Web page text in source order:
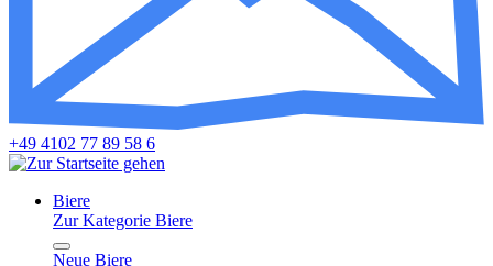
+49 4102 77 89 58 6
Biere
Zur Kategorie Biere
Neue Biere